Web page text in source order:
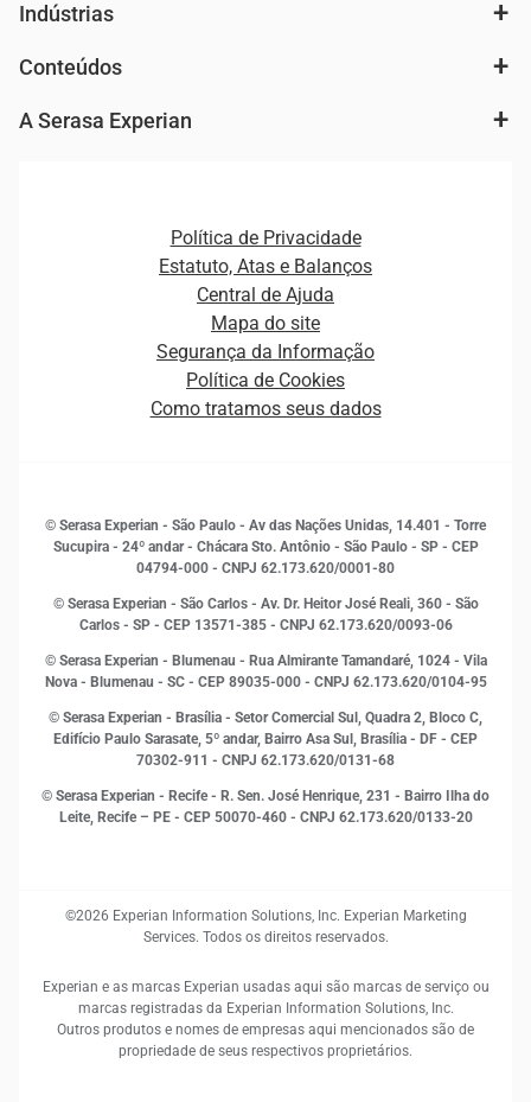
Autenticação e Prevenção à Fraude
Cobrança e Recuperação de Dívidas
Plataformas e Motores de decisão
Indústrias
Fintechs
Conteúdos
Ver todo o conteúdo
Curso Gratuito de Saúde Financeira
Empreendedorismo
Estudos e Pesquisas
Inovação e Tecnologia
Leis e impostos
Marketing
Open Finance
Proteção de Dados
Sustentabilidade Corporativa
A Serasa Experian
Distribuidores e representantes
Estrutura Organizacional
Sala de Imprensa
Política de Privacidade
Estatuto, Atas e Balanços
Central de Ajuda
Mapa do site
Segurança da Informação
Política de Cookies
Como tratamos seus dados
© Serasa Experian - São Paulo - Av das Nações Unidas, 14.401 - Torre
Sucupira - 24º andar - Chácara Sto. Antônio - São Paulo - SP - CEP
04794-000 - CNPJ 62.173.620/0001-80
© Serasa Experian - São Carlos - Av. Dr. Heitor José Reali, 360 - São
Carlos - SP - CEP 13571-385 - CNPJ 62.173.620/0093-06
© Serasa Experian - Blumenau - Rua Almirante Tamandaré, 1024 - Vila
Nova - Blumenau - SC - CEP 89035-000 - CNPJ 62.173.620/0104-95
© Serasa Experian - Brasília - Setor Comercial Sul, Quadra 2, Bloco C,
Edifício Paulo Sarasate, 5º andar, Bairro Asa Sul, Brasília - DF - CEP
70302-911 - CNPJ 62.173.620/0131-68
© Serasa Experian - Recife - R. Sen. José Henrique, 231 - Bairro Ilha do
Leite, Recife – PE - CEP 50070-460 - CNPJ 62.173.620/0133-20
©2026 Experian Information Solutions, Inc. Experian Marketing
Services. Todos os direitos reservados.
Experian e as marcas Experian usadas aqui são marcas de serviço ou
marcas registradas da Experian Information Solutions, Inc.
Outros produtos e nomes de empresas aqui mencionados são de
propriedade de seus respectivos proprietários.